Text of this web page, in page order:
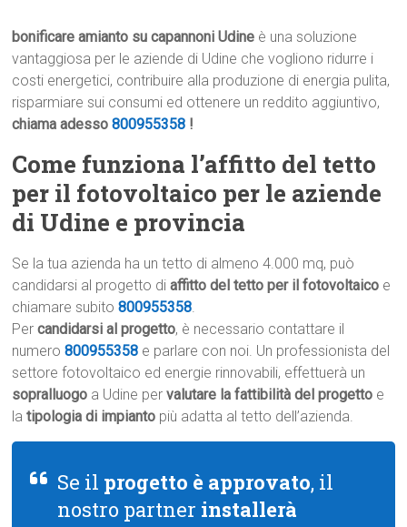
bonificare amianto su capannoni Udine è una soluzione
vantaggiosa per le aziende di Udine che vogliono ridurre i
costi energetici, contribuire alla produzione di energia pulita,
risparmiare sui consumi ed ottenere un reddito aggiuntivo,
chiama adesso800955358 !
Come funziona l’affitto del tetto
per il fotovoltaico per le aziende
di Udine e provincia
Se la tua azienda ha un tetto di almeno 4.000 mq, può
candidarsi al progetto diaffitto del tetto per il fotovoltaico e
chiamare subito800955358.
Percandidarsi al progetto, è necessario contattare il
numero800955358 e parlare con noi. Un professionista del
settore fotovoltaico ed energie rinnovabili, effettuerà un
sopralluogo a Udine pervalutare la fattibilità del progetto e
latipologia di impianto più adatta al tetto dell’azienda.
Se il progetto è approvato, il
nostro partner installerà